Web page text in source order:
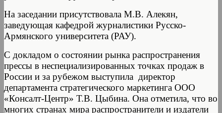
На заседании присутствовала М.В. Алекян,
заведующая кафедрой журналистики Русско-
Армянского университета (РАУ).
С докладом о состоянии рынка распространения
прессы в неспециализированных точках продаж в
России и за рубежом выступила директор
департамента стратегического маркетинга ООО
«Консалт-Центр» Т.В. Цыбина. Она отметила, что во
многих странах мира распространители и издатели